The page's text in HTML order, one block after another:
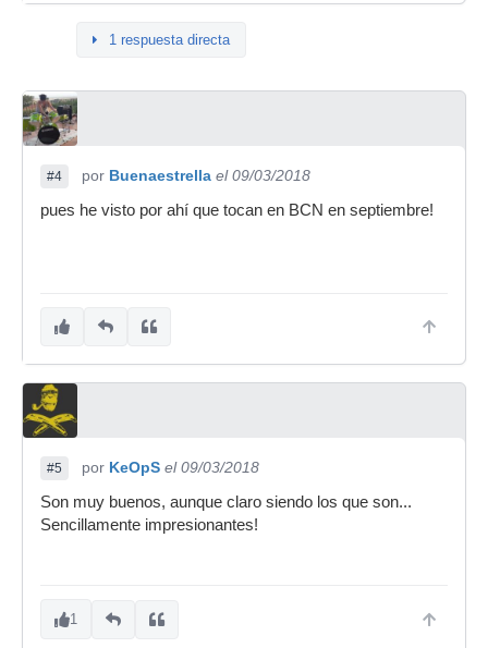
1 respuesta directa
#4 por Buenaestrella el 09/03/2018
pues he visto por ahí que tocan en BCN en septiembre!
#5 por KeOpS el 09/03/2018
Son muy buenos, aunque claro siendo los que son...
Sencillamente impresionantes!
1